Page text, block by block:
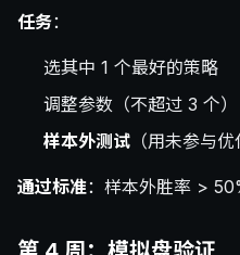
任务：
选其中 1 个最好的策略
调整参数（不超过 3 个）
样本外测试 （用未参与
通过标准：样本外胜率 >